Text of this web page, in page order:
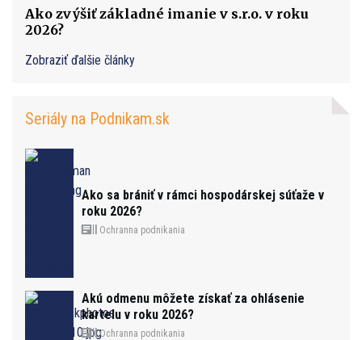
Ako zvýšiť základné imanie v s.r.o. v roku
2026?
Zobraziť ďalšie články
Seriály na Podnikam.sk
Ako sa brániť v rámci hospodárskej súťaže v
roku 2026?
Ochranna podnikania
Akú odmenu môžete získať za ohlásenie
kartelu v roku 2026?
Ochranna podnikania